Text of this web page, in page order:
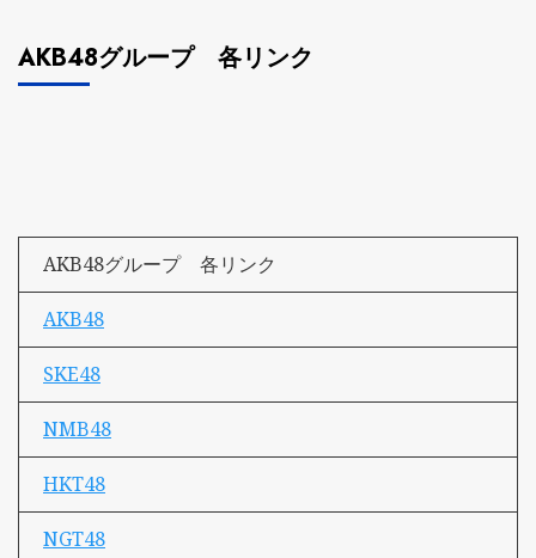
AKB48グループ 各リンク
AKB48グループ 各リンク
AKB48
SKE48
NMB48
HKT48
NGT48